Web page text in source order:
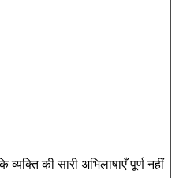
की सारी अभिलाषाएँ पूर्ण नहीं